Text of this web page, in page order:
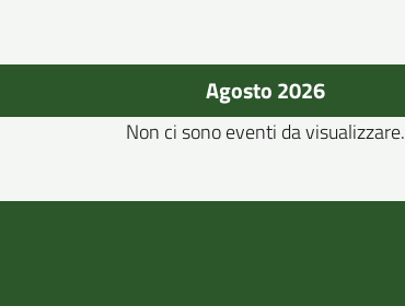
Agosto 2026
Non ci sono eventi da visualizzare.